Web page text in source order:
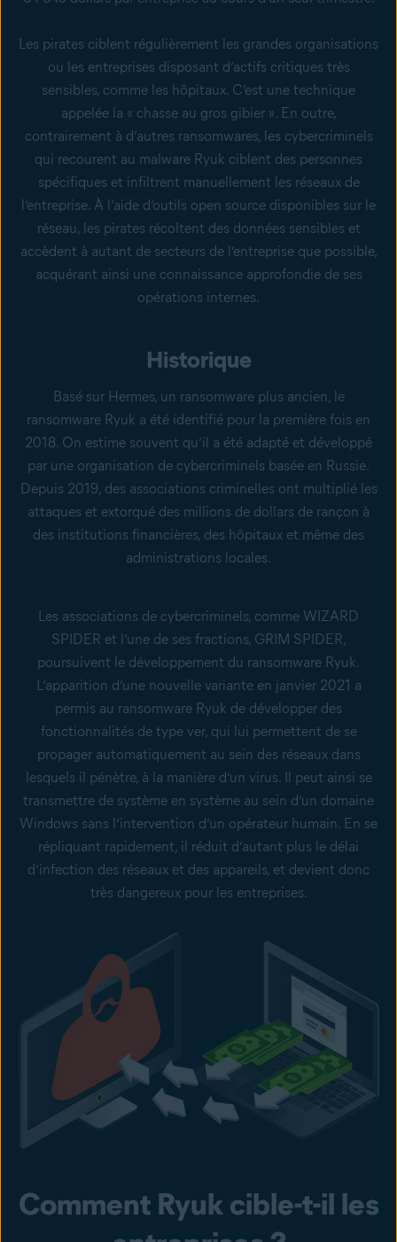
Les pirates ciblent régulièrement les grandes organisations
ou les entreprises disposant d’actifs critiques très
sensibles, comme les hôpitaux. C’est une technique
appelée la « chasse au gros gibier ». En outre,
contrairement à d’autres ransomwares, les cybercriminels
qui recourent au malware Ryuk ciblent des personnes
spécifiques et infiltrent manuellement les réseaux de
l’entreprise. À l’aide d’outils open source disponibles sur le
réseau, les pirates récoltent des données sensibles et
accèdent à autant de secteurs de l’entreprise que possible,
acquérant ainsi une connaissance approfondie de ses
opérations internes.
Historique
Basé sur Hermes, un ransomware plus ancien, le
ransomware Ryuk a été identifié pour la première fois en
2018. On estime souvent qu’il a été adapté et développé
par une organisation de cybercriminels basée en Russie.
Depuis 2019, des associations criminelles ont multiplié les
attaques et extorqué des millions de dollars de rançon à
des institutions financières, des hôpitaux et même des
administrations locales.
Les associations de cybercriminels, comme WIZARD
SPIDER et l’une de ses fractions, GRIM SPIDER,
poursuivent le développement du ransomware Ryuk.
L’apparition d’une nouvelle variante en janvier 2021 a
permis au ransomware Ryuk de développer des
fonctionnalités de type ver, qui lui permettent de se
propager automatiquement au sein des réseaux dans
lesquels il pénètre, à la manière d’un virus. Il peut ainsi se
transmettre de système en système au sein d’un domaine
Windows sans l’intervention d’un opérateur humain. En se
répliquant rapidement, il réduit d’autant plus le délai
d’infection des réseaux et des appareils, et devient donc
très dangereux pour les entreprises.
Comment Ryuk cible-t-il les